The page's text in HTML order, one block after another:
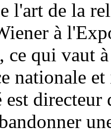
l'art de la
à
ce qui vaut
nationale
directeur